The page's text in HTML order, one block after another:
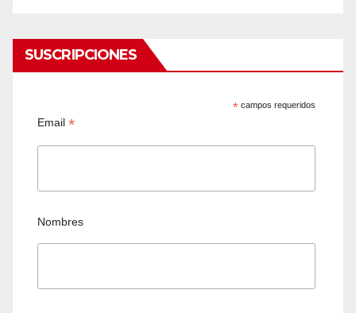
SUSCRIPCIONES
* campos requeridos
Email*
Nombres